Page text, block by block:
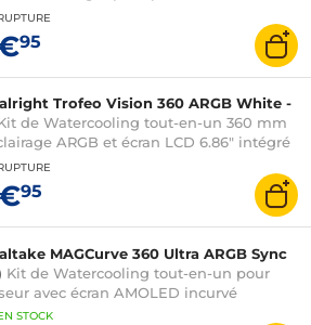
95
Trofeo Vision 360 ARGB White -
de Watercooling tout-en-un 360 mm
ARGB et écran LCD 6.86" intégré
Intel/AMD
95
MAGCurve 360 Ultra ARGB Sync
Kit de Watercooling tout-en-un pour
avec écran AMOLED incurvé
STOCK